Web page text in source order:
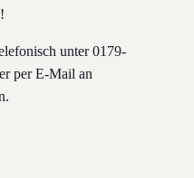
unter 0179-
per E-Mail an